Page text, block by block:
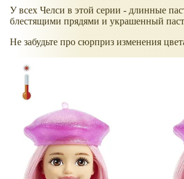
У всех Челси в этой серии - длинные
блестящими прядями и украшенный
Не забудьте про сюрприз изменения